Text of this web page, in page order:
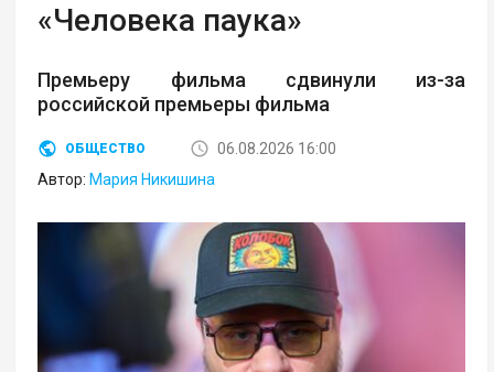
«Человека паука»
Премьеру фильма сдвинули из-за
российской премьеры фильма
ОБЩЕСТВО
06.08.2026 16:00
Автор: Мария Никишина